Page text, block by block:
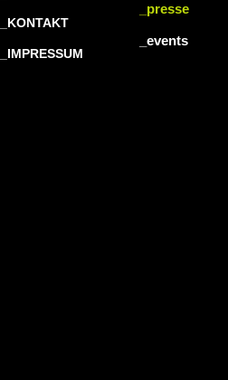
_KONTAKT
_IMPRESSUM
_presse
_events